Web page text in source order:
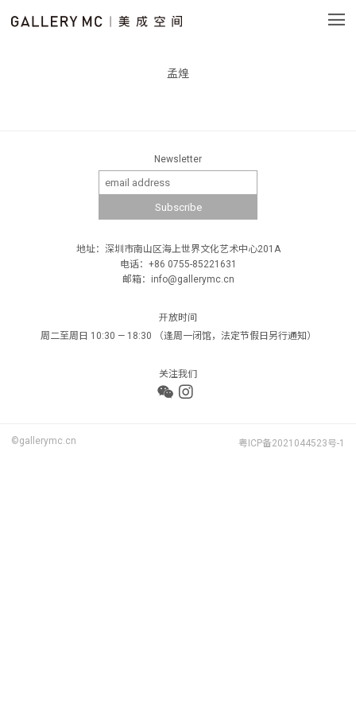
孟煌
Newsletter
地址：深圳市南山区海上世界文化艺术中心201A
电话：+86 0755-85221631
邮箱：info@gallerymc.cn
开放时间
周二至周日 10:30 — 18:30 （逢周一闭馆，法定节假日另行通知）
关注我们
©gallerymc.cn 粤ICP备2021044523号-1